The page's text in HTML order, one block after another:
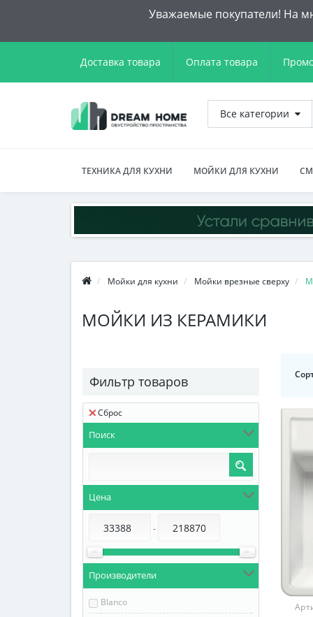
Уважаемые покупатели! На
Доставка товара Оплата товара
Все категории
ТЕХНИКА ДЛЯ КУХНИ МОЙКИ ДЛЯ КУХНИ
Мойки для кухни Мойки врезные сверху
МОЙКИ ИЗ КЕРАМИКИ
Фильтр товаров
Сброс
Поиск
Цена
-
Производители
Blanco